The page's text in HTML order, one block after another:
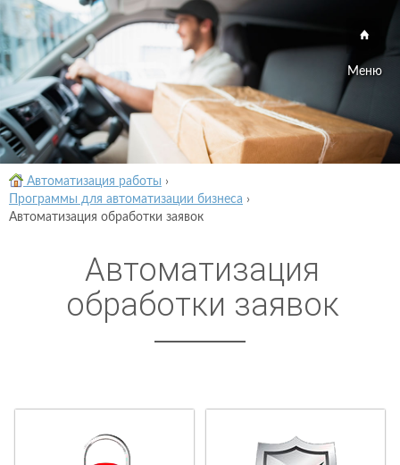
Меню
Автоматизация работы ›
Программы для автоматизации бизнеса ›
Автоматизация обработки заявок
Автоматизация
обработки заявок